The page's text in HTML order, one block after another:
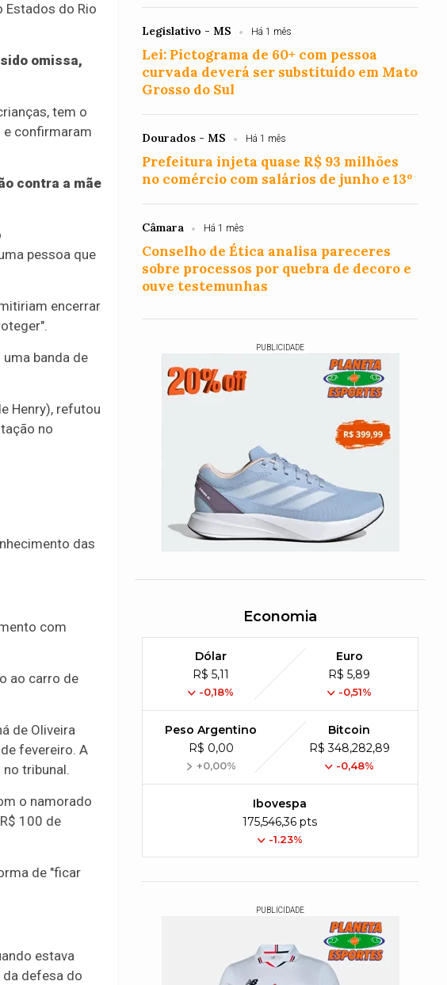
Estados do Rio
omissa,
tem o
e confirmaram
contra a mãe
pessoa que
encerrar
banda de
Henry), refutou
no
das
com
ao carro de
de Oliveira
fevereiro. A
tribunal.
o namorado
100 de
de "ficar
estava
da defesa do
Legislativo - MS Há 1 mês
Lei: Pictograma de 60+ com pessoa
curvada deverá ser substituído em Mato
Grosso do Sul
Dourados - MS Há 1 mês
Prefeitura injeta quase R$ 93 milhões
no comércio com salários de junho e 13º
Câmara Há 1 mês
Conselho de Ética analisa pareceres
sobre processos por quebra de decoro e
ouve testemunhas
PUBLICIDADE
Economia
Dólar
R$ 5,11
-0,18%
Euro
R$ 5,89
-0,51%
Peso Argentino
R$ 0,00
+0,00%
Bitcoin
R$ 348,282,89
-0,48%
Ibovespa
175,546,36 pts
-1.23%
PUBLICIDADE